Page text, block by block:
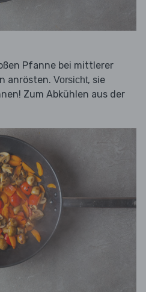
Pfanne bei mittlerer
anrösten. Vorsicht, sie
Zum Abkühlen aus der